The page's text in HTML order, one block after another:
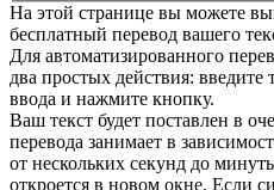
На этой странице вы можете
бесплатный перевод вашего
Для автоматизированного
два простых действия: введите
ввода и нажмите кнопку.
Ваш текст будет поставлен в
перевода занимает в
от нескольких секунд до
откроется в новом окне. Если